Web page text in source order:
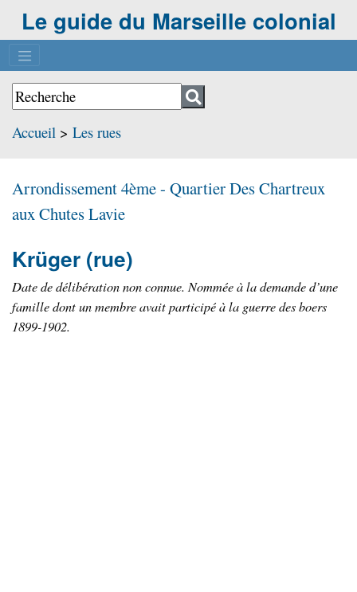
Le guide du Marseille colonial
Accueil > Les rues
Arrondissement 4ème - QuartierDes Chartreux
aux Chutes Lavie
Krüger (rue)
Date de délibération non connue. Nommée à la demande d’une
famille dont un membre avait participé à la guerre des boers
1899-1902.